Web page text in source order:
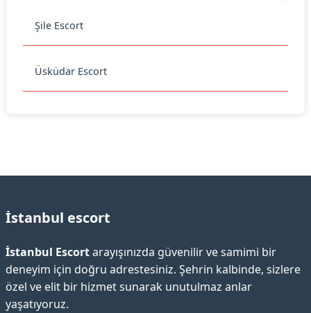
Şile Escort
Üsküdar Escort
İstanbul escort
İstanbul Escortarayışınızda güvenilir ve samimi bir
deneyim için doğru adrestesiniz. Şehrin kalbinde, sizlere
özel ve elit bir hizmet sunarak unutulmaz anlar
yaşatıyoruz.